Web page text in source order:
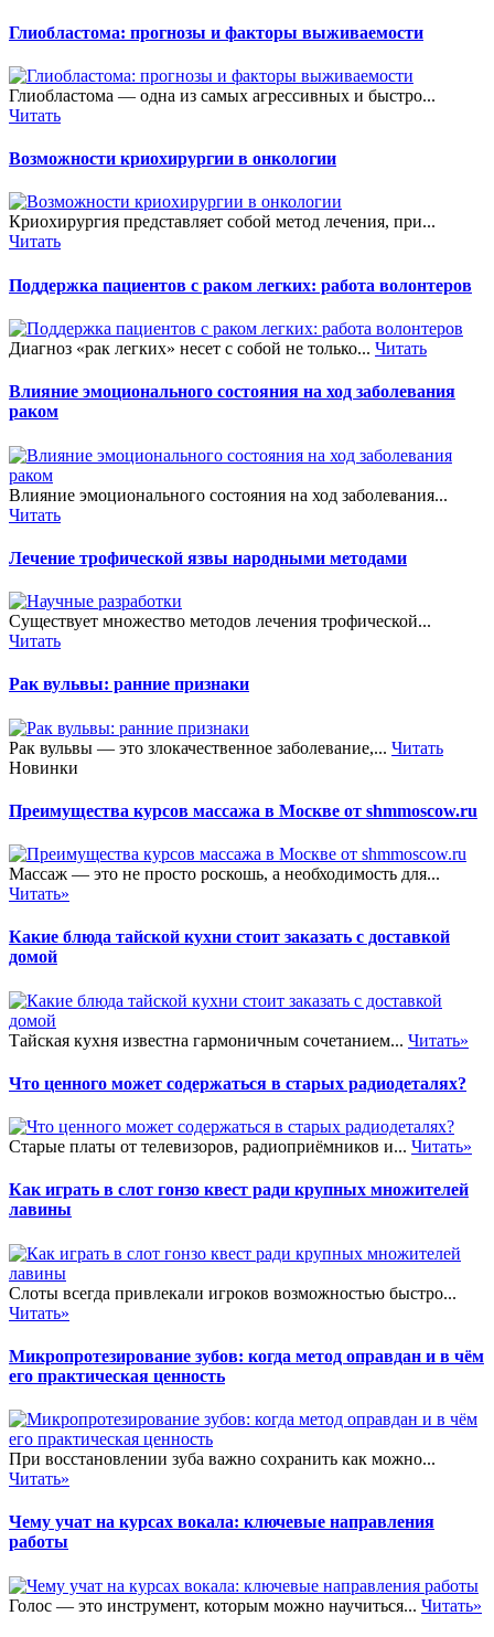
Глиобластома: прогнозы и факторы выживаемости
Глиобластома — одна из самых агрессивных и быстро...
Читать
Возможности криохирургии в онкологии
Криохирургия представляет собой метод лечения, при...
Читать
Поддержка пациентов с раком легких: работа волонтеров
Диагноз «рак легких» несет с собой не только... Читать
Влияние эмоционального состояния на ход заболевания
раком
Влияние эмоционального состояния на ход заболевания...
Читать
Лечение трофической язвы народными методами
Существует множество методов лечения трофической...
Читать
Рак вульвы: ранние признаки
Рак вульвы — это злокачественное заболевание,... Читать
Новинки
Преимущества курсов массажа в Москве от shmmoscow.ru
Массаж — это не просто роскошь, а необходимость для...
Читать»
Какие блюда тайской кухни стоит заказать с доставкой
домой
Тайская кухня известна гармоничным сочетанием... Читать»
Что ценного может содержаться в старых радиодеталях?
Старые платы от телевизоров, радиоприёмников и... Читать»
Как играть в слот гонзо квест ради крупных множителей
лавины
Слоты всегда привлекали игроков возможностью быстро...
Читать»
Микропротезирование зубов: когда метод оправдан и в чём
его практическая ценность
При восстановлении зуба важно сохранить как можно...
Читать»
Чему учат на курсах вокала: ключевые направления
работы
Голос — это инструмент, которым можно научиться... Читать»